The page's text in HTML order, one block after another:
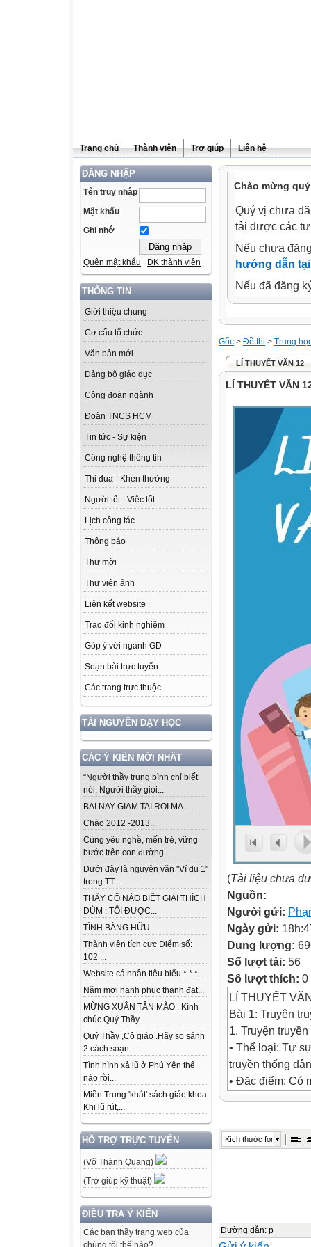
Trang chủ Thành viên Trợ giúp Liên hệ
ĐĂNG NHẬP
Tên truy nhập
Mật khẩu
Ghi nhớ
Quên mật khẩu ĐK thành viên
THÔNG TIN
Giới thiệu chung
Cơ cấu tổ chức
Văn bản mới
Đảng bộ giáo dục
Công đoàn ngành
Đoàn TNCS HCM
Tin tức - Sự kiện
Công nghệ thông tin
Thi đua - Khen thưởng
Người tốt - Việc tốt
Lịch công tác
Thông báo
Thư mời
Thư viện ảnh
Liên kết website
Trao đổi kinh nghiệm
Góp ý với ngành GD
Soạn bài trực tuyến
Các trang trực thuộc
TÀI NGUYÊN DẠY HỌC
CÁC Ý KIẾN MỚI NHẤT
“Người thầy trung bình chỉ biết
nói, Người thầy giỏi...
BAI NAY GIAM TAI ROI MA ...
Chào 2012 -2013...
Cùng yêu nghề, mến trẻ, vững
bước trên con đường...
Dưới đây là nguyên văn "Ví dụ 1"
trong TT...
THẦY CÔ NÀO BIẾT GIẢI THÍCH
DÙM : TÔI ĐƯỢC...
TÌNH BẰNG HỮU...
Thành viên tích cực Điểm số:
102 ...
Website cá nhân tiêu biểu * * *...
Năm mơi hanh phuc thanh đat...
MỪNG XUÂN TÂN MÃO . Kính
chúc Quý Thầy...
Quý Thầy ,Cô giáo .Hãy so sánh
2 cách soạn...
Tình hình xả lũ ở Phú Yên thế
nào rồi...
Miền Trung 'khát' sách giáo khoa
Khi lũ rút,...
HỖ TRỢ TRỰC TUYẾN
(Võ Thành Quang)
(Trợ giúp kỹ thuật)
ĐIỀU TRA Ý KIẾN
Các bạn thầy trang web của
chúng tôi thế nào?
Chào mừng
Quý vị chưa
tải được các
Nếu chưa
hướng dẫn
Nếu đã đăng
Gốc > Đề thi > Trung
LÍ THUYẾT VĂN 12
LÍ THUYẾT VĂN
(Tài liệu chưa
Nguồn:
Người gửi:
Ngày gửi:
Dung lượng:
Số lượt tải: 56
Số lượt thích: 0
LÍ THUYẾT
Bài 1: Truyện
1. Truyện truyền
• Thể loại: Tự
truyền thống
• Đặc điểm: Có
• Nội dung: Sử
bình rút ra bài
âm.
Kích thước font
Đường dẫn: p